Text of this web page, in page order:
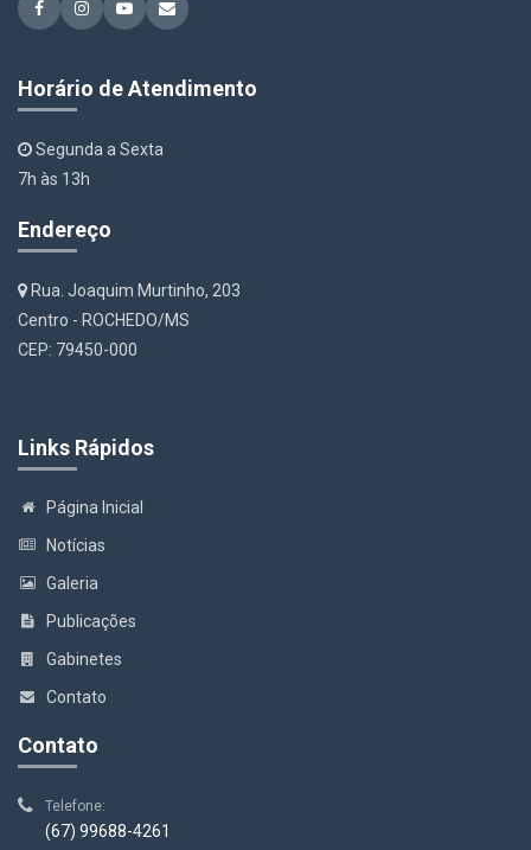
Horário de Atendimento
Segunda a Sexta
7h às 13h
Endereço
Rua. Joaquim Murtinho, 203
Centro - ROCHEDO/MS
CEP: 79450-000
Links Rápidos
Página Inicial
Notícias
Galeria
Publicações
Gabinetes
Contato
Contato
Telefone:
(67) 99688-4261